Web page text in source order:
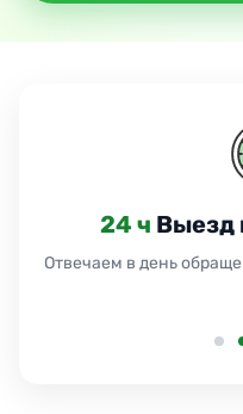
120+
УК, бизнес-центры, ТЦ